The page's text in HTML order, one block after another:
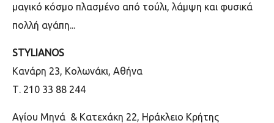
μαγικό κόσμο πλασμένο από τούλι, λάμψη και φυσικά
πολλή αγάπη...
STYLIANOS
Κανάρη 23, Κολωνάκι, Αθήνα
Τ. 210 33 88 244
Αγίου Μηνά & Kατεχάκη 22, Ηράκλειο Κρήτης